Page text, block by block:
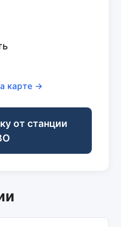
карте →
от станции